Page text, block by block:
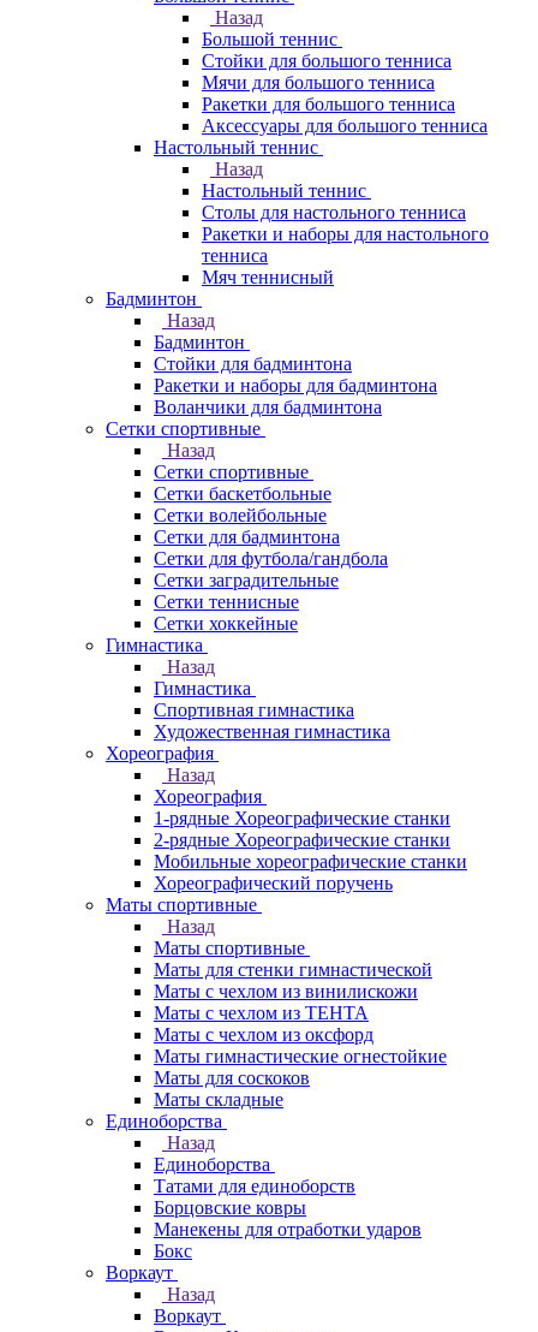
Назад
Большой теннис
Стойки для большого тенниса
Мячи для большого тенниса
Ракетки для большого тенниса
Аксессуары для большого тенниса
Настольный теннис
Назад
Настольный теннис
Столы для настольного тенниса
Ракетки и наборы для настольного
тенниса
Мяч теннисный
Бадминтон
Назад
Бадминтон
Стойки для бадминтона
Ракетки и наборы для бадминтона
Воланчики для бадминтона
Сетки спортивные
Назад
Сетки спортивные
Сетки баскетбольные
Сетки волейбольные
Сетки для бадминтона
Сетки для футбола/гандбола
Сетки заградительные
Сетки теннисные
Сетки хоккейные
Гимнастика
Назад
Гимнастика
Спортивная гимнастика
Художественная гимнастика
Хореография
Назад
Хореография
1-рядные Хореографические станки
2-рядные Хореографические станки
Мобильные хореографические станки
Хореографический поручень
Маты спортивные
Назад
Маты спортивные
Маты для стенки гимнастической
Маты с чехлом из винилискожи
Маты с чехлом из ТЕНТА
Маты с чехлом из оксфорд
Маты гимнастические огнестойкие
Маты для соскоков
Маты складные
Единоборства
Назад
Единоборства
Татами для единоборств
Борцовские ковры
Манекены для отработки ударов
Бокс
Воркаут
Назад
Воркаут